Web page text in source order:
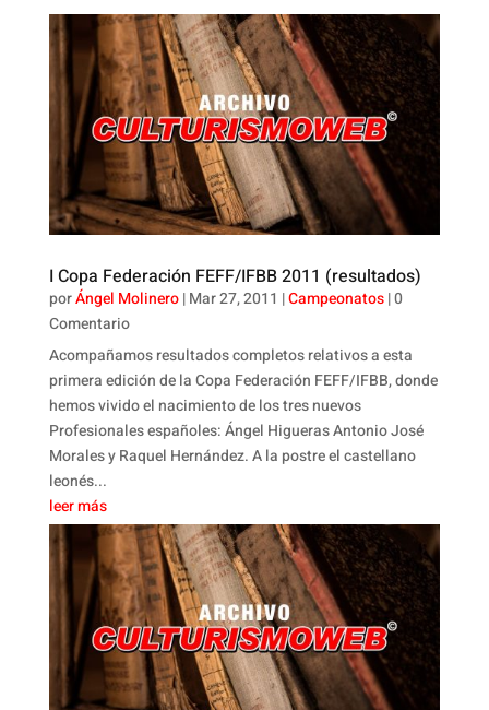
I Copa Federación FEFF/IFBB 2011 (resultados)
porÁngel Molinero|Mar 27, 2011 |Campeonatos| 0
Comentario
Acompañamos resultados completos relativos a esta
primera edición de la Copa Federación FEFF/IFBB, donde
hemos vivido el nacimiento de los tres nuevos
Profesionales españoles: Ángel Higueras Antonio José
Morales y Raquel Hernández. A la postre el castellano
leonés...
leer más